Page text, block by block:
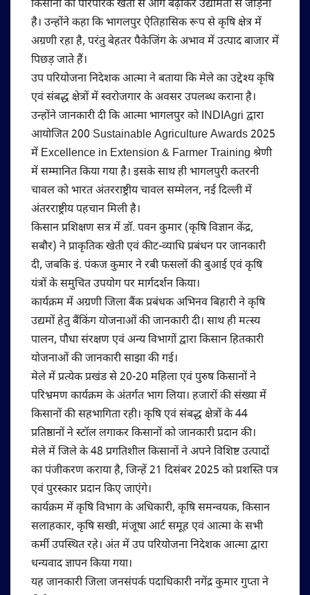
किसानों को पारंपरिक खेती से आगे बढ़ाकर उद्यमिता से जोड़ना
है। उन्होंने कहा कि भागलपुर ऐतिहासिक रूप से कृषि क्षेत्र में
अग्रणी रहा है, परंतु बेहतर पैकेजिंग के अभाव में उत्पाद बाजार में
पिछड़ जाते हैं।
उप परियोजना निदेशक आत्मा ने बताया कि मेले का उद्देश्य कृषि
एवं संबद्ध क्षेत्रों में स्वरोजगार के अवसर उपलब्ध कराना है।
उन्होंने जानकारी दी कि आत्मा भागलपुर को INDIAgri द्वारा
आयोजित 200 Sustainable Agriculture Awards 2025
में Excellence in Extension & Farmer Training श्रेणी
में सम्मानित किया गया है। इसके साथ ही भागलपुरी कतरनी
चावल को भारत अंतरराष्ट्रीय चावल सम्मेलन, नई दिल्ली में
अंतरराष्ट्रीय पहचान मिली है।
किसान प्रशिक्षण सत्र में डॉ. पवन कुमार (कृषि विज्ञान केंद्र,
सबौर) ने प्राकृतिक खेती एवं कीट-व्याधि प्रबंधन पर जानकारी
दी, जबकि इं. पंकज कुमार ने रबी फसलों की बुआई एवं कृषि
यंत्रों के समुचित उपयोग पर मार्गदर्शन किया।
कार्यक्रम में अग्रणी जिला बैंक प्रबंधक अभिनव बिहारी ने कृषि
उद्यमों हेतु बैंकिंग योजनाओं की जानकारी दी। साथ ही मत्स्य
पालन, पौधा संरक्षण एवं अन्य विभागों द्वारा किसान हितकारी
योजनाओं की जानकारी साझा की गई।
मेले में प्रत्येक प्रखंड से 20-20 महिला एवं पुरुष किसानों ने
परिभ्रमण कार्यक्रम के अंतर्गत भाग लिया। हजारों की संख्या में
किसानों की सहभागिता रही। कृषि एवं संबद्ध क्षेत्रों के 44
प्रतिष्ठानों ने स्टॉल लगाकर किसानों को जानकारी प्रदान की।
मेले में जिले के 48 प्रगतिशील किसानों ने अपने विशिष्ट उत्पादों
का पंजीकरण कराया है, जिन्हें 21 दिसंबर 2025 को प्रशस्ति पत्र
एवं पुरस्कार प्रदान किए जाएंगे।
कार्यक्रम में कृषि विभाग के अधिकारी, कृषि समन्वयक, किसान
सलाहकार, कृषि सखी, मंजूषा आर्ट समूह एवं आत्मा के सभी
कर्मी उपस्थित रहे। अंत में उप परियोजना निदेशक आत्मा द्वारा
धन्यवाद ज्ञापन किया गया।
यह जानकारी जिला जनसंपर्क पदाधिकारी नगेंद्र कुमार गुप्ता ने